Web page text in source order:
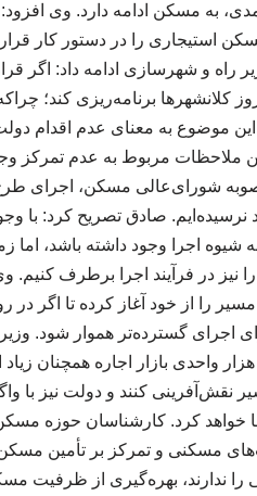
به مسکن ادامه دارد. وی
استیجاری را در دستور کار
راه و شهرسازی ادامه داد: اگر
کلانشهرها برنامه‌ریزی کند؛
موضوع به معنای عدم اقدام
ملاحظات مربوط به عدم تمرکز
نرسیده‌ایم. صادق تصریح کرد: با
اجرا وجود داشته باشد، اما
در فرآیند اجرا برطرف کنیم.
را از خود آغاز کرده تا اگر در
گسترده‌تر هموار شود. وزیر
چندصد هزار واحدی بازار اجاره
نقش‌آفرینی کنند و دولت نیز با
کرد. کارشناسان حوزه
مسکنی و تمرکز بر تأمین
را ندارند، بهره‌گیری از ظرفیت